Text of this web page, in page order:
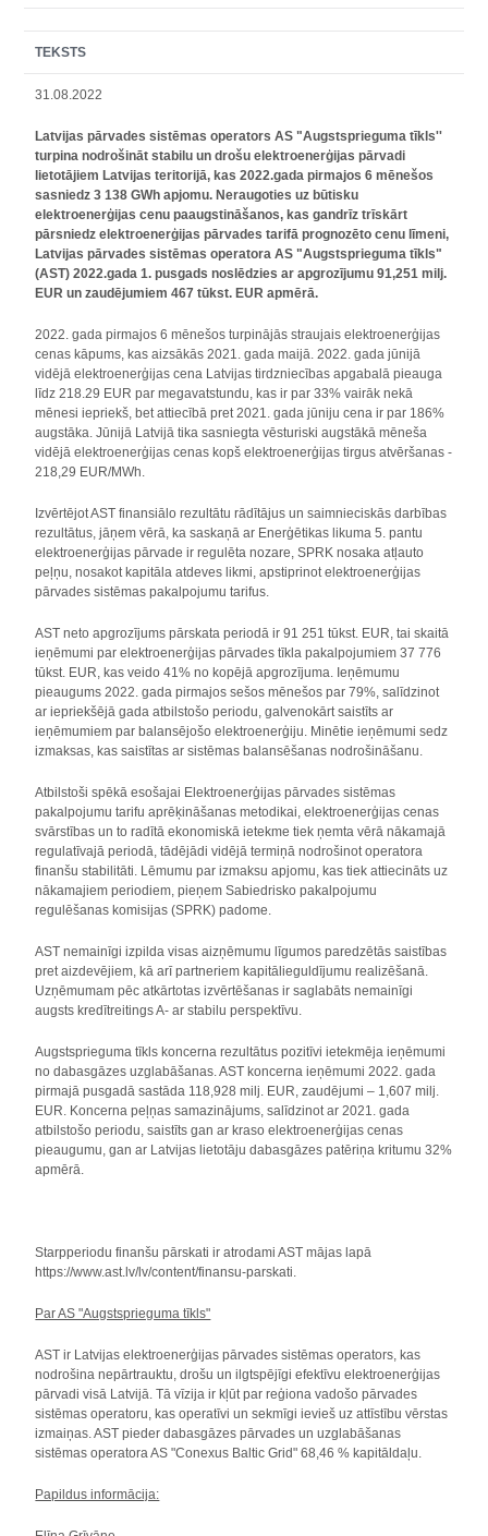
TEKSTS
31.08.2022
Latvijas pārvades sistēmas operators AS "Augstsprieguma tīkls''
turpina nodrošināt stabilu un drošu elektroenerģijas pārvadi
lietotājiem Latvijas teritorijā, kas 2022.gada pirmajos 6 mēnešos
sasniedz 3 138 GWh apjomu. Neraugoties uz būtisku
elektroenerģijas cenu paaugstināšanos, kas gandrīz trīskārt
pārsniedz elektroenerģijas pārvades tarifā prognozēto cenu līmeni,
Latvijas pārvades sistēmas operatora AS "Augstsprieguma tīkls"
(AST) 2022.gada 1. pusgads noslēdzies ar apgrozījumu 91,251 milj.
EUR un zaudējumiem 467 tūkst. EUR apmērā.
2022. gada pirmajos 6 mēnešos turpinājās straujais elektroenerģijas
cenas kāpums, kas aizsākās 2021. gada maijā. 2022. gada jūnijā
vidējā elektroenerģijas cena Latvijas tirdzniecības apgabalā pieauga
līdz 218.29 EUR par megavatstundu, kas ir par 33% vairāk nekā
mēnesi iepriekš, bet attiecībā pret 2021. gada jūniju cena ir par 186%
augstāka. Jūnijā Latvijā tika sasniegta vēsturiski augstākā mēneša
vidējā elektroenerģijas cenas kopš elektroenerģijas tirgus atvēršanas -
218,29 EUR/MWh.
Izvērtējot AST finansiālo rezultātu rādītājus un saimnieciskās darbības
rezultātus, jāņem vērā, ka saskaņā ar Enerģētikas likuma 5. pantu
elektroenerģijas pārvade ir regulēta nozare, SPRK nosaka atļauto
peļņu, nosakot kapitāla atdeves likmi, apstiprinot elektroenerģijas
pārvades sistēmas pakalpojumu tarifus.
AST neto apgrozījums pārskata periodā ir 91 251 tūkst. EUR, tai skaitā
ieņēmumi par elektroenerģijas pārvades tīkla pakalpojumiem 37 776
tūkst. EUR, kas veido 41% no kopējā apgrozījuma. Ieņēmumu
pieaugums 2022. gada pirmajos sešos mēnešos par 79%, salīdzinot
ar iepriekšējā gada atbilstošo periodu, galvenokārt saistīts ar
ieņēmumiem par balansējošo elektroenerģiju. Minētie ieņēmumi sedz
izmaksas, kas saistītas ar sistēmas balansēšanas nodrošināšanu.
Atbilstoši spēkā esošajai Elektroenerģijas pārvades sistēmas
pakalpojumu tarifu aprēķināšanas metodikai, elektroenerģijas cenas
svārstības un to radītā ekonomiskā ietekme tiek ņemta vērā nākamajā
regulatīvajā periodā, tādējādi vidējā termiņā nodrošinot operatora
finanšu stabilitāti. Lēmumu par izmaksu apjomu, kas tiek attiecināts uz
nākamajiem periodiem, pieņem Sabiedrisko pakalpojumu
regulēšanas komisijas (SPRK) padome.
AST nemainīgi izpilda visas aizņēmumu līgumos paredzētās saistības
pret aizdevējiem, kā arī partneriem kapitālieguldījumu realizēšanā.
Uzņēmumam pēc atkārtotas izvērtēšanas ir saglabāts nemainīgi
augsts kredītreitings A- ar stabilu perspektīvu.
Augstsprieguma tīkls koncerna rezultātus pozitīvi ietekmēja ieņēmumi
no dabasgāzes uzglabāšanas. AST koncerna ieņēmumi 2022. gada
pirmajā pusgadā sastāda 118,928 milj. EUR, zaudējumi – 1,607 milj.
EUR. Koncerna peļņas samazinājums, salīdzinot ar 2021. gada
atbilstošo periodu, saistīts gan ar kraso elektroenerģijas cenas
pieaugumu, gan ar Latvijas lietotāju dabasgāzes patēriņa kritumu 32%
apmērā.
Starpperiodu finanšu pārskati ir atrodami AST mājas lapā
https://www.ast.lv/lv/content/finansu-parskati.
Par AS "Augstsprieguma tīkls"
AST ir Latvijas elektroenerģijas pārvades sistēmas operators, kas
nodrošina nepārtrauktu, drošu un ilgtspējīgi efektīvu elektroenerģijas
pārvadi visā Latvijā. Tā vīzija ir kļūt par reģiona vadošo pārvades
sistēmas operatoru, kas operatīvi un sekmīgi ievieš uz attīstību vērstas
izmaiņas. AST pieder dabasgāzes pārvades un uzglabāšanas
sistēmas operatora AS "Conexus Baltic Grid" 68,46 % kapitāldaļu.
Papildus informācija: